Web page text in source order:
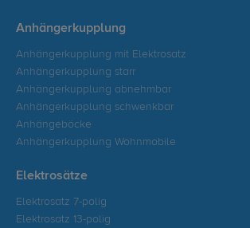
Anhängerkupplung
Anhängerkupplung mit Elektrosatz
Anhängerkupplung starr
Anhängerkupplung abnehmbar
Anhängerkupplung schwenkbar
Anhängeböcke
Anhängerkupplung Wohnmobile
Elektrosätze
Elektrosatz 7-polig
Elektrosatz 13-polig